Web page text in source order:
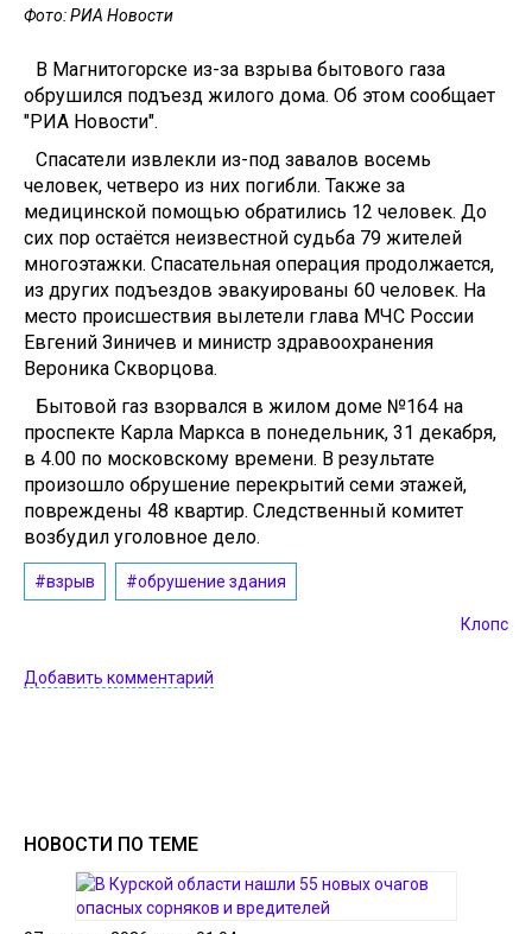
Фото: РИА Новости
В Магнитогорске из-за взрыва бытового газа
обрушился подъезд жилого дома. Об этом сообщает
"РИА Новости".
Спасатели извлекли из-под завалов восемь
человек, четверо из них погибли. Также за
медицинской помощью обратились 12 человек. До
сих пор остаётся неизвестной судьба 79 жителей
многоэтажки. Спасательная операция продолжается,
из других подъездов эвакуированы 60 человек. На
место происшествия вылетели глава МЧС России
Евгений Зиничев и министр здравоохранения
Вероника Скворцова.
Бытовой газ взорвался в жилом доме №164 на
проспекте Карла Маркса в понедельник, 31 декабря,
в 4.00 по московскому времени. В результате
произошло обрушение перекрытий семи этажей,
повреждены 48 квартир. Следственный комитет
возбудил уголовное дело.
#взрыв #обрушение здания
Клопс
Добавить комментарий
НОВОСТИ ПО ТЕМЕ